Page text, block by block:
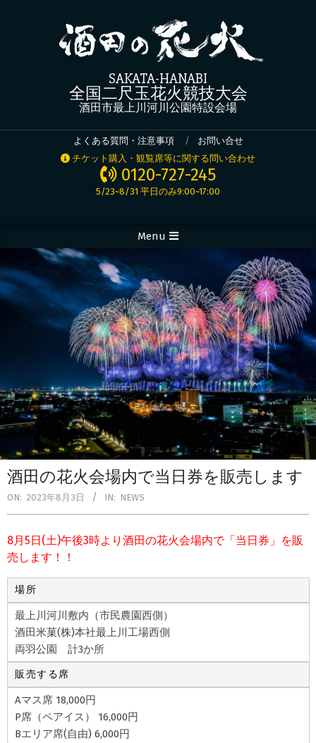
SAKATA-HANABI
全国二尺玉花火競技大会
酒田市最上川河川公園特設会場
よくある質問・注意事項
お問い合せ
チケット購入・観覧席等に関する問い合わせ
0120-727-245
5/23~8/31 平日のみ9:00~17:00
Secondary
Menu
Menu
酒田の花火会場内で当日券を販売します
ON: 2023年8月3日 IN: NEWS
8月5日(土)午後3時より酒田の花火会場内で「当日券」を販
売します！！
場所
最上川河川敷内（市民農園西側）
酒田米菓(株)本社最上川工場西側
両羽公園 計3か所
販売する席
Aマス席 18,000円
P席（ペアイス） 16,000円
Bエリア席(自由) 6,000円